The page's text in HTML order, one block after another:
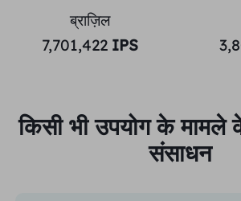
ब्राज़िल
7,701,422 IPS
किसी भी उपयोग के मामले
संसाधन